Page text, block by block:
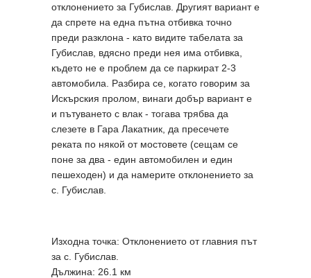
отклонението за Губислав. Другият вариант е
да спрете на една пътна отбивка точно
преди разклона - като видите табелата за
Губислав, вдясно преди нея има отбивка,
където не е проблем да се паркират 2-3
автомобила. Разбира се, когато говорим за
Искърския пролом, винаги добър вариант е
и пътуването с влак - тогава трябва да
слезете в Гара Лакатник, да пресечете
реката по някой от мостовете (сещам се
поне за два - един автомобилен и един
пешеходен) и да намерите отклонението за
с. Губислав.
Изходна точка: Отклонението от главния път
за с. Губислав.
Дължина: 26.1 км